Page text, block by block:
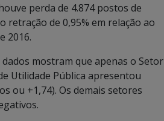
perda de 4.874 postos de
de 0,95% em relação ao
2016.
mostram que apenas o Setor
Utilidade Pública apresentou
ou +1,74). Os demais setores